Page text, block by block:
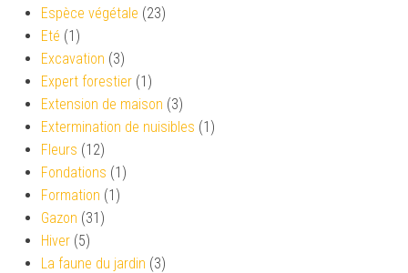
Espèce végétale (23)
Eté (1)
Excavation (3)
Expert forestier (1)
Extension de maison (3)
Extermination de nuisibles (1)
Fleurs (12)
Fondations (1)
Formation (1)
Gazon (31)
Hiver (5)
La faune du jardin (3)